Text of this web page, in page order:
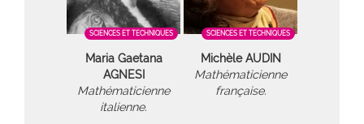
SCIENCES ET TECHNIQUES
Maria Gaetana
AGNESI
Mathématicienne
italienne.
SCIENCES ET TECHNIQUES
Michèle AUDIN
Mathématicienne
française.